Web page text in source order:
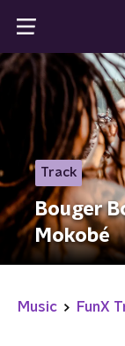
Track
Bouger
Mokobé
Music FunX